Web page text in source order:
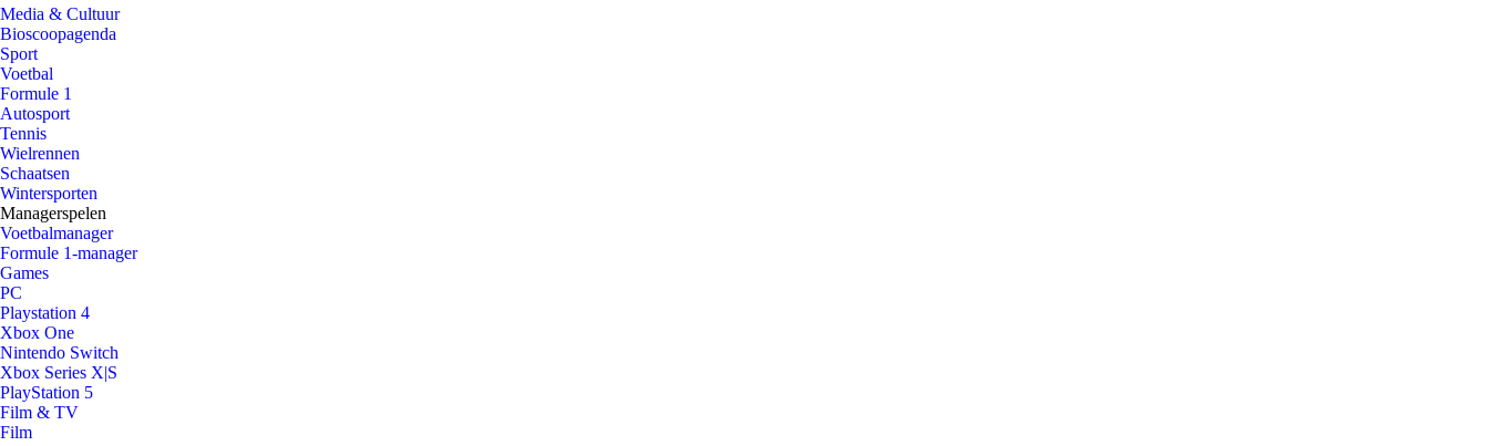
Media & Cultuur
Bioscoopagenda
Sport
Voetbal
Formule 1
Autosport
Tennis
Wielrennen
Schaatsen
Wintersporten
Managerspelen
Voetbalmanager
Formule 1-manager
Games
PC
Playstation 4
Xbox One
Nintendo Switch
Xbox Series X|S
PlayStation 5
Film & TV
Film